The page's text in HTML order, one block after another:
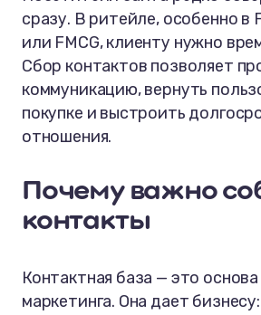
Юридические аспекты
Как еще использовать
контакты на благо
Как дальше работать с
клиентами?
сразу. В ритейле, особенно в
или FMCG, клиенту нужно
Сбор контактов позволяет
коммуникацию, вернуть
покупке и выстроить
отношения.
Почему важно
контакты
Контактная база — это
маркетинга. Она дает бизнесу: